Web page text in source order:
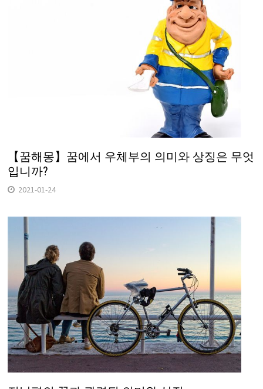
【꿈해몽】꿈에서 우체부의 의미와 상징은 무엇
입니까?
2021-01-24